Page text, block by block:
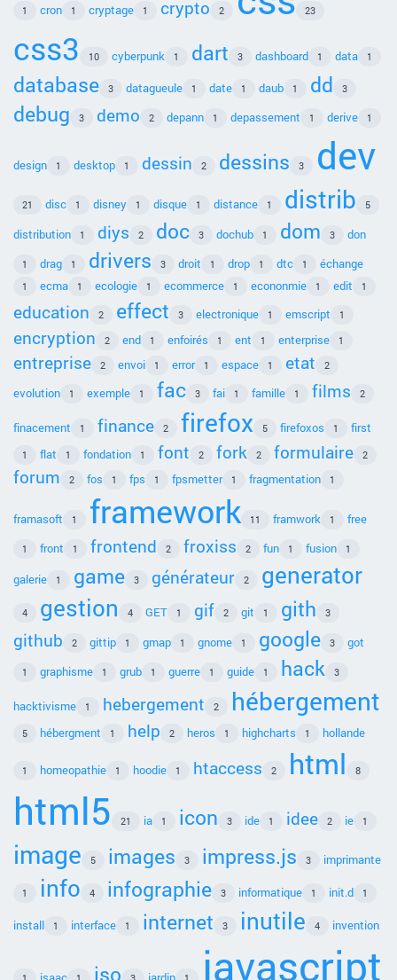
1 cron 1 cryptage 1 crypto 2 23
css3 10 cyberpunk 1 dart 3 dashboard 1 data 1
database 3 datagueule 1 date 1 daub 1 dd 3
debug 3 demo 2 depann 1 depassement 1 derive 1
design 1 desktop 1 dessin 2 dessins 3 dev
21 disc 1 disney 1 disque 1 distance 1 distrib 5
distribution 1 diys 2 doc 3 dochub 1 dom 3 don
1 drag 1 drivers 3 droit 1 drop 1 dtc 1 échange
1 ecma 1 ecologie 1 ecommerce 1 econonmie 1 edit 1
education 2 effect 3 electronique 1 emscript 1
encryption 2 end 1 enfoirés 1 ent 1 enterprise 1
entreprise 2 envoi 1 error 1 espace 1 etat 2
evolution 1 exemple 1 fac 3 fai 1 famille 1 films 2
finacement 1 finance 2 firefox 5 firefoxos 1 first
1 flat 1 fondation 1 font 2 fork 2 formulaire 2
forum 2 fos 1 fps 1 fpsmetter 1 fragmentation 1
framasoft 1 framework 11 framwork 1 free
1 front 1 frontend 2 froxiss 2 fun 1 fusion 1
galerie 1 game 3 générateur 2 generator
4 gestion 4 GET 1 gif 2 git 1 gith 3
github 2 gittip 1 gmap 1 gnome 1 google 3 got
1 graphisme 1 grub 1 guerre 1 guide 1 hack 3
hacktivisme 1 hebergement 2 hébergement
5 hébergment 1 help 2 heros 1 highcharts 1 hollande
1 homeopathie 1 hoodie 1 htaccess 2 html 8
html5 21 ia 1 icon 3 ide 1 idee 2 ie 1
image 5 images 3 impress.js 3 imprimante
1 info 4 infographie 3 informatique 1 init.d 1
install 1 interface 1 internet 3 inutile 4 invention
iso javascript